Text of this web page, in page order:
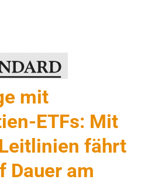
mit
ETFs: Mit
fährt
Dauer am